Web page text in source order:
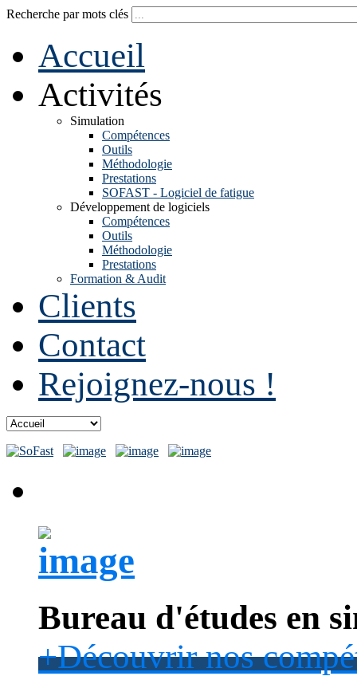
Recherche par mots clés
Accueil
Activités
Simulation
Compétences
Outils
Méthodologie
Prestations
SOFAST - Logiciel de fatigue
Développement de logiciels
Compétences
Outils
Méthodologie
Prestations
Formation & Audit
Clients
Contact
Rejoignez-nous !
Bureau d'études en
+Découvrir nos